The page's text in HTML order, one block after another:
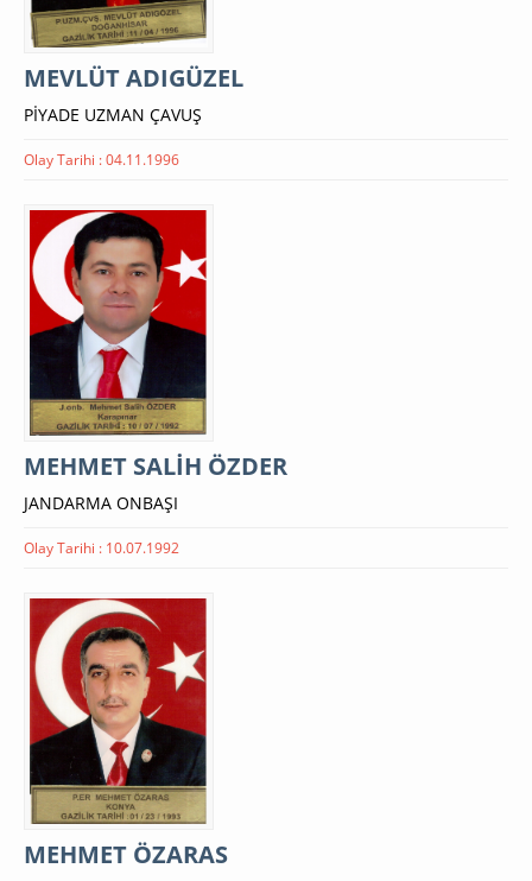
MEVLÜT ADIGÜZEL
PİYADE UZMAN ÇAVUŞ
Olay Tarihi : 04.11.1996
MEHMET SALİH ÖZDER
JANDARMA ONBAŞI
Olay Tarihi : 10.07.1992
MEHMET ÖZARAS